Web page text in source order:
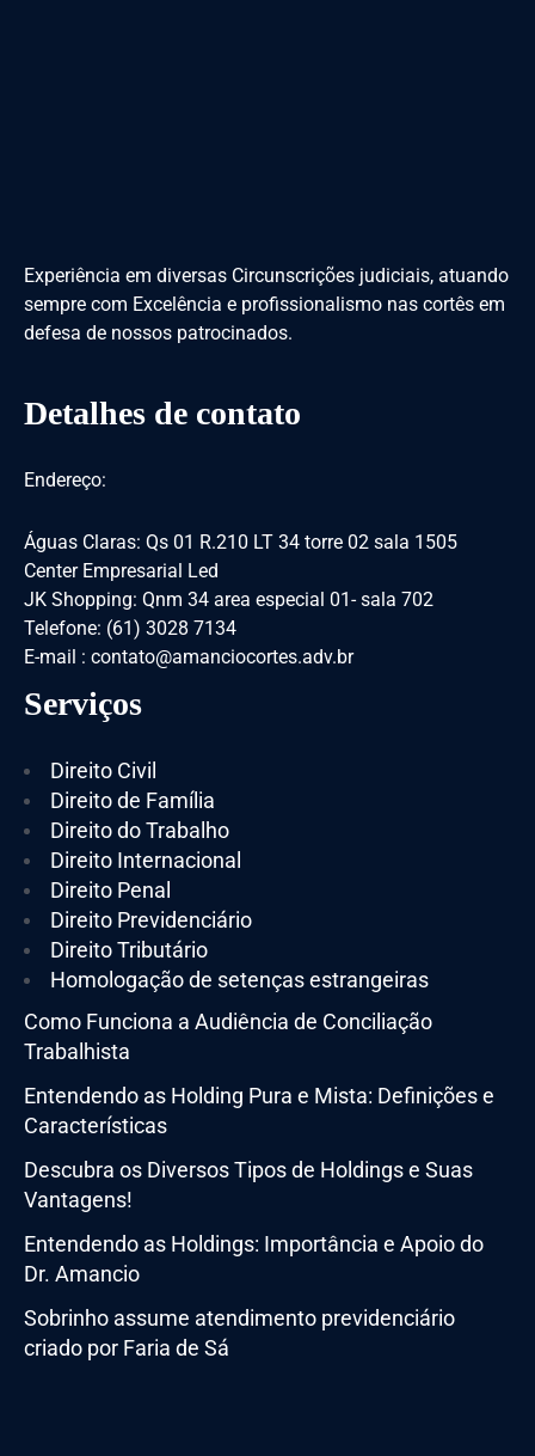
Experiência em diversas Circunscrições judiciais, atuando
sempre com Excelência e profissionalismo nas cortês em
defesa de nossos patrocinados.
Detalhes de contato
Endereço:
Águas Claras: Qs 01 R.210 LT 34 torre 02 sala 1505
Center Empresarial Led
JK Shopping: Qnm 34 area especial 01- sala 702
Telefone: (61) 3028 7134
E-mail : contato@amanciocortes.adv.br
Serviços
Direito Civil
Direito de Família
Direito do Trabalho
Direito Internacional
Direito Penal
Direito Previdenciário
Direito Tributário
Homologação de setenças estrangeiras
Como Funciona a Audiência de Conciliação
Trabalhista
Entendendo as Holding Pura e Mista: Definições e
Características
Descubra os Diversos Tipos de Holdings e Suas
Vantagens!
Entendendo as Holdings: Importância e Apoio do
Dr. Amancio
Sobrinho assume atendimento previdenciário
criado por Faria de Sá